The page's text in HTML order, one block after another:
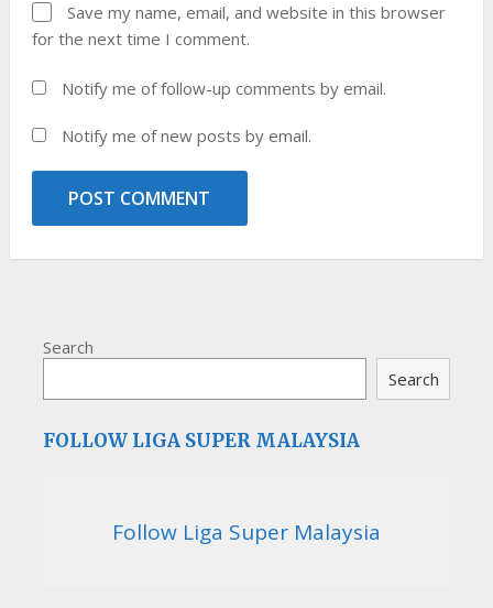
Save my name, email, and website in this browser
for the next time I comment.
Notify me of follow-up comments by email.
Notify me of new posts by email.
Search
Search
FOLLOW LIGA SUPER MALAYSIA
Follow Liga Super Malaysia